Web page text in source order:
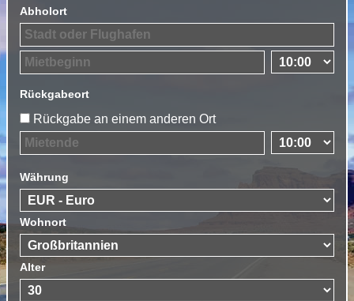
Abholort
Rückgabeort
Rückgabe an einem anderen Ort
Währung
Wohnort
Alter